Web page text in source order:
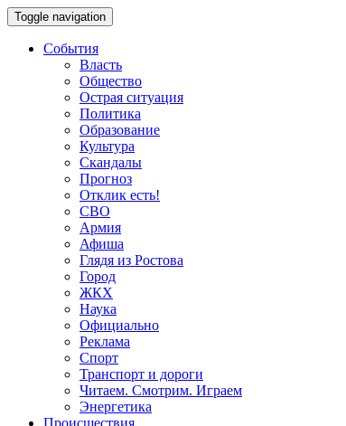
Toggle navigation
События
Власть
Общество
Острая ситуация
Политика
Образование
Культура
Скандалы
Прогноз
Отклик есть!
СВО
Армия
Афиша
Глядя из Ростова
Город
ЖКХ
Наука
Официально
Реклама
Спорт
Транспорт и дороги
Читаем. Смотрим. Играем
Энергетика
Происшествия